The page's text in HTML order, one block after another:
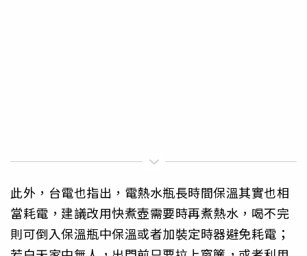
此外，台電也指出，電熱水瓶長時間保溫其實也相
當耗電，建議改用快煮壺需要時再煮熱水，喝不完
則可倒入保溫瓶中保溫或者加裝定時器避免耗電；